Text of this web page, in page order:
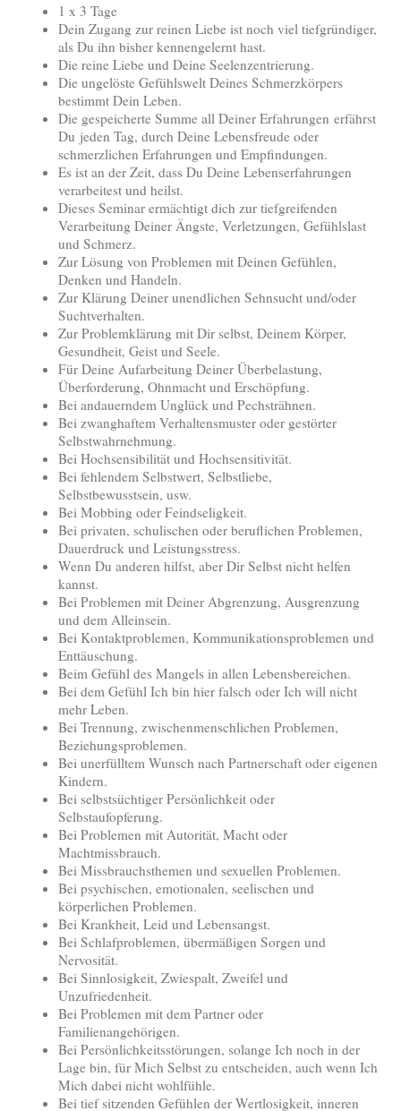
1 x 3 Tage
Dein Zugang zur reinen Liebe ist noch viel tiefgründiger,
als Du ihn bisher kennengelernt hast.
Die reine Liebe und Deine Seelenzentrierung.
Die ungelöste Gefühlswelt Deines Schmerzkörpers
bestimmt Dein Leben.
Die gespeicherte Summe all Deiner Erfahrungen erfährst
Du jeden Tag, durch Deine Lebensfreude oder
schmerzlichen Erfahrungen und Empfindungen.
Es ist an der Zeit, dass Du Deine Lebenserfahrungen
verarbeitest und heilst.
Dieses Seminar ermächtigt dich zur tiefgreifenden
Verarbeitung Deiner Ängste, Verletzungen, Gefühlslast
und Schmerz.
Zur Lösung von Problemen mit Deinen Gefühlen,
Denken und Handeln.
Zur Klärung Deiner unendlichen Sehnsucht und/oder
Suchtverhalten.
Zur Problemklärung mit Dir selbst, Deinem Körper,
Gesundheit, Geist und Seele.
Für Deine Aufarbeitung Deiner Überbelastung,
Überforderung, Ohnmacht und Erschöpfung.
Bei andauerndem Unglück und Pechsträhnen.
Bei zwanghaftem Verhaltensmuster oder gestörter
Selbstwahrnehmung.
Bei Hochsensibilität und Hochsensitivität.
Bei fehlendem Selbstwert, Selbstliebe,
Selbstbewusstsein, usw.
Bei Mobbing oder Feindseligkeit.
Bei privaten, schulischen oder beruflichen Problemen,
Dauerdruck und Leistungsstress.
Wenn Du anderen hilfst, aber Dir Selbst nicht helfen
kannst.
Bei Problemen mit Deiner Abgrenzung, Ausgrenzung
und dem Alleinsein.
Bei Kontaktproblemen, Kommunikationsproblemen und
Enttäuschung.
Beim Gefühl des Mangels in allen Lebensbereichen.
Bei dem Gefühl Ich bin hier falsch oder Ich will nicht
mehr Leben.
Bei Trennung, zwischenmenschlichen Problemen,
Beziehungsproblemen.
Bei unerfülltem Wunsch nach Partnerschaft oder eigenen
Kindern.
Bei selbstsüchtiger Persönlichkeit oder
Selbstaufopferung.
Bei Problemen mit Autorität, Macht oder
Machtmissbrauch.
Bei Missbrauchsthemen und sexuellen Problemen.
Bei psychischen, emotionalen, seelischen und
körperlichen Problemen.
Bei Krankheit, Leid und Lebensangst.
Bei Schlafproblemen, übermäßigen Sorgen und
Nervosität.
Bei Sinnlosigkeit, Zwiespalt, Zweifel und
Unzufriedenheit.
Bei Problemen mit dem Partner oder
Familienangehörigen.
Bei Persönlichkeitsstörungen, solange Ich noch in der
Lage bin, für Mich Selbst zu entscheiden, auch wenn Ich
Mich dabei nicht wohlfühle.
Bei tief sitzenden Gefühlen der Wertlosigkeit, inneren